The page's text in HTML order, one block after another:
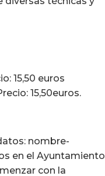
15,50 euros
15,50euros.
nombre-
en el Ayuntamiento
con la